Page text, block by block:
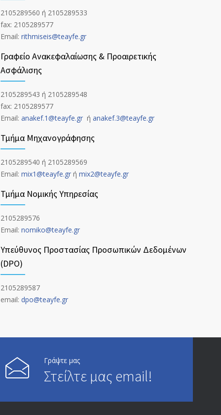
2105289560 ή 2105289533
fax: 2105289577
Email: rithmiseis@teayfe.gr
Γραφείο Ανακεφαλαίωσης & Προαιρετικής
Ασφάλισης
2105289543 ή 2105289548
fax: 2105289577
Email: anakef.1@teayfe.gr ή anakef.3@teayfe.gr
Τμήμα Μηχανογράφησης
2105289540 ή 2105289569
Email: mix1@teayfe.gr ή mix2@teayfe.gr
Τμήμα Νομικής Υπηρεσίας
2105289576
Email: nomiko@teayfe.gr
Υπεύθυνος Προστασίας Προσωπικών Δεδομένων
(DPO)
2105289587
email: dpo@teayfe.gr
Γράψτε μας
Στείλτε μας email!